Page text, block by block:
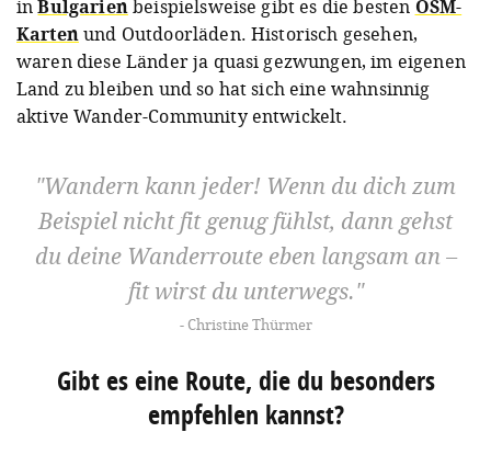
inBulgarienbeispielsweise gibt es die besten OSM-
Kartenund Outdoorläden. Historisch gesehen,
waren diese Länder ja quasi gezwungen, im eigenen
Land zu bleiben und so hat sich eine wahnsinnig
aktive Wander-Community entwickelt.
Wandern kann jeder! Wenn du dich zum
Beispiel nicht fit genug fühlst, dann gehst
du deine Wanderroute eben langsam an –
fit wirst du unterwegs.
Christine Thürmer
Gibt es eine Route, die du besonders
empfehlen kannst?